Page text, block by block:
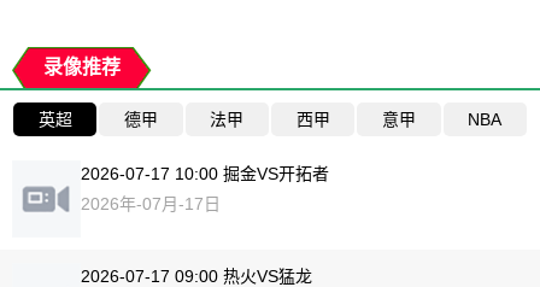
录像推荐
英超 德甲 法甲 西甲 意甲 NBA
2026-07-17 10:00 掘金VS开拓者
2026年-07月-17日
2026-07-17 09:00 热火VS猛龙